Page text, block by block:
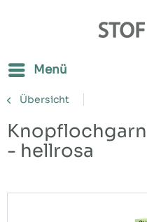
Menü
Übersicht
- hellrosa